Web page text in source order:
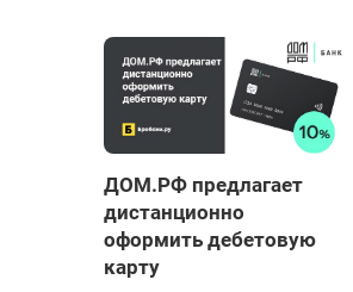
ДОМ.РФ предлагает
дистанционно
оформить дебетовую
карту